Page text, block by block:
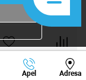
Apel Adresa
Viber Whatsapp